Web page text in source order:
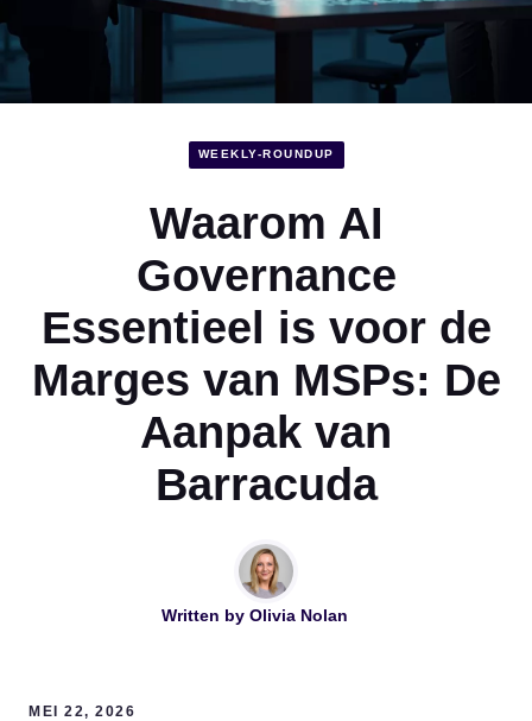
WEEKLY-ROUNDUP
Waarom AI
Governance
Essentieel is voor de
Marges van MSPs: De
Aanpak van
Barracuda
Written by Olivia Nolan
MEI 22, 2026